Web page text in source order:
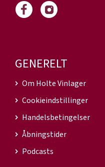
GENERELT
Om Holte Vinlager
Cookieindstillinger
Handelsbetingelser
Åbningstider
Podcasts